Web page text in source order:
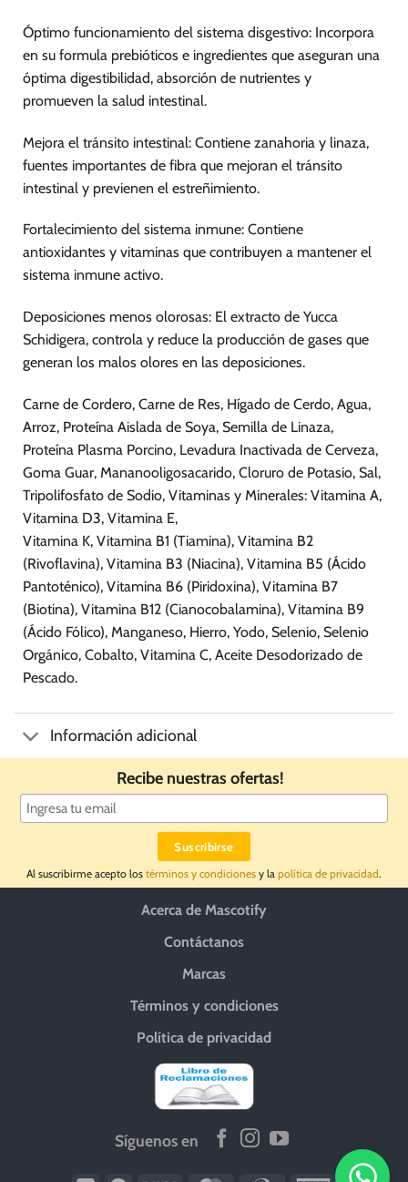
Óptimo funcionamiento del sistema disgestivo: Incorpora
en su formula prebióticos e ingredientes que aseguran una
óptima digestibilidad, absorción de nutrientes y
promueven la salud intestinal.
Mejora el tránsito intestinal: Contiene zanahoria y linaza,
fuentes importantes de fibra que mejoran el tránsito
intestinal y previenen el estreñimiento.
Fortalecimiento del sistema inmune: Contiene
antioxidantes y vitaminas que contribuyen a mantener el
sistema inmune activo.
Deposiciones menos olorosas: El extracto de Yucca
Schidigera, controla y reduce la producción de gases que
generan los malos olores en las deposiciones.
Carne de Cordero, Carne de Res, Hígado de Cerdo, Agua,
Arroz, Proteína Aislada de Soya, Semilla de Linaza,
Proteína Plasma Porcino, Levadura Inactivada de Cerveza,
Goma Guar, Mananooligosacarido, Cloruro de Potasio, Sal,
Tripolifosfato de Sodio, Vitaminas y Minerales: Vitamina A,
Vitamina D3, Vitamina E,
Vitamina K, Vitamina B1 (Tiamina), Vitamina B2
(Rivoflavina), Vitamina B3 (Niacina), Vitamina B5 (Ácido
Pantoténico), Vitamina B6 (Piridoxina), Vitamina B7
(Biotina), Vitamina B12 (Cianocobalamina), Vitamina B9
(Ácido Fólico), Manganeso, Hierro, Yodo, Selenio, Selenio
Orgánico, Cobalto, Vitamina C, Aceite Desodorizado de
Pescado.
Información adicional
Recibe nuestras ofertas!
Al suscribirme acepto los términos y condiciones y la política de privacidad.
Acerca de Mascotify
Contáctanos
Marcas
Términos y condiciones
Política de privacidad
Síguenos en